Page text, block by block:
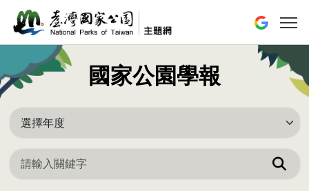
跳到主要內容區塊 展開或
國家公園學報